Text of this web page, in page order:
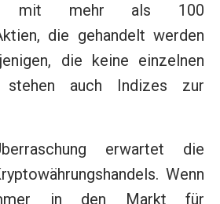
mit mehr als 100
die gehandelt werden
die keine einzelnen
stehen auch Indizes zur
erwartet die
Wenn
in den Markt für